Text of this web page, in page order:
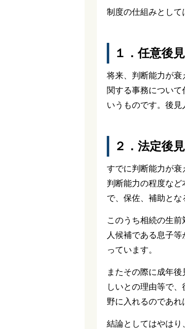
制度の仕組みとして
１．任意後
将来、判断能力が
関する事務につい
いうものです。後見
２．法定後
すでに判断能力が衰
判断能力の程度な
で、保佐、補助とな
このうち相続の生
人候補である息子
っています。
またその際に成年
しいとの理由等で
野に入れるのであれ
結論としてはやはり